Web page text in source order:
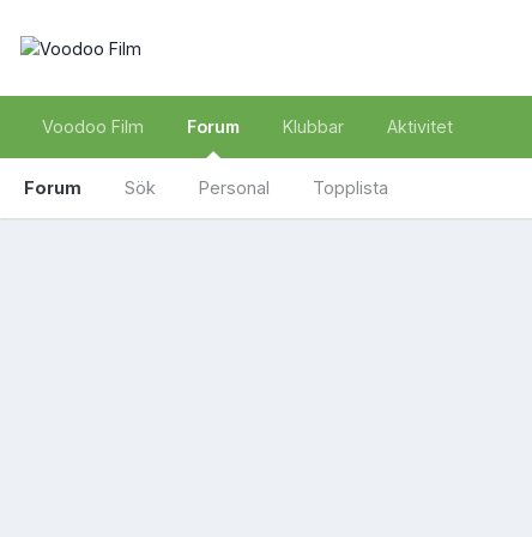
Voodoo Film Forum
Forum Sök Personal Topplista
Klubbar Aktivitet